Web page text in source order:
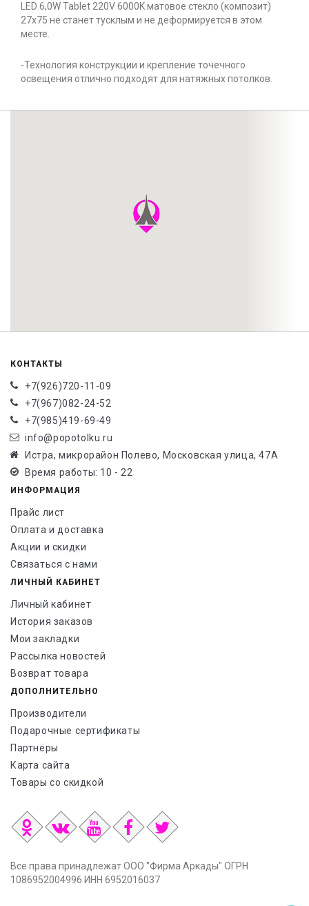
LED 6,0W Tablet 220V 6000K матовое стекло (композит)
27x75 не станет тусклым и не деформируется в этом
месте.
-Технология конструкции и крепление точечного
освещения отлично подходят для натяжных потолков.
КОНТАКТЫ
+7(926)720-11-09
+7(967)082-24-52
+7(985)419-69-49
info@popotolku.ru
Истра, микрорайон Полево, Московская улица, 47А
Время работы: 10 - 22
ИНФОРМАЦИЯ
Прайс лист
Оплата и доставка
Акции и скидки
Связаться с нами
ЛИЧНЫЙ КАБИНЕТ
Личный кабинет
История заказов
Мои закладки
Рассылка новостей
Возврат товара
ДОПОЛНИТЕЛЬНО
Производители
Подарочные сертификаты
Партнёры
Карта сайта
Товары со скидкой
Все права принадлежат ООО "Фирма Аркады" ОГРН
1086952004996 ИНН 6952016037